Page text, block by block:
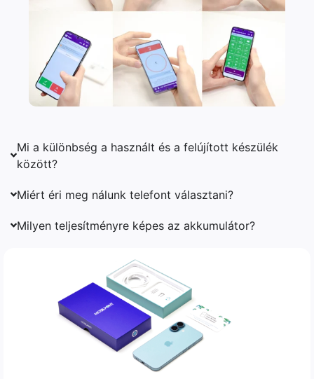
Mi a különbség a használt és a felújított készülék
között?
Miért éri meg nálunk telefont választani?
Milyen teljesítményre képes az akkumulátor?